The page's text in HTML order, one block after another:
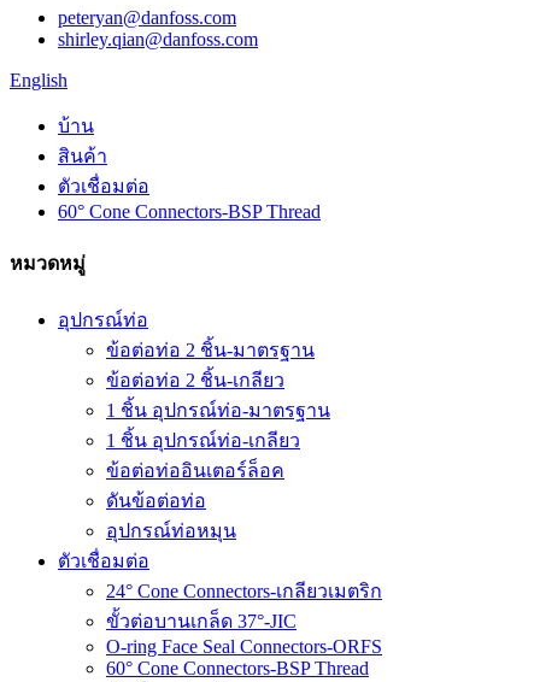
peteryan@danfoss.com
shirley.qian@danfoss.com
English
บ้าน
สินค้า
ตัวเชื่อมต่อ
60° Cone Connectors-BSP Thread
หมวดหมู่
อุปกรณ์ท่อ
ข้อต่อท่อ 2 ชิ้น-มาตรฐาน
ข้อต่อท่อ 2 ชิ้น-เกลียว
1 ชิ้น อุปกรณ์ท่อ-มาตรฐาน
1 ชิ้น อุปกรณ์ท่อ-เกลียว
ข้อต่อท่ออินเตอร์ล็อค
ดันข้อต่อท่อ
อุปกรณ์ท่อหมุน
ตัวเชื่อมต่อ
24° Cone Connectors-เกลียวเมตริก
ขั้วต่อบานเกล็ด 37°-JIC
O-ring Face Seal Connectors-ORFS
60° Cone Connectors-BSP Thread